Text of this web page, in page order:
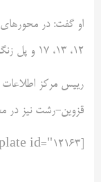
او گفت: در محورهای
۱۲، ۱۳، ۱۷ و پل زنگوله تا سیاه بیشه ناظر ترافیک نیمه‌سنگین هستیم.
رییس مرکز اطلاعات
قزوین-رشت نیز در